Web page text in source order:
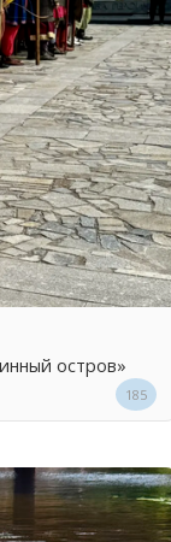
остров»
185